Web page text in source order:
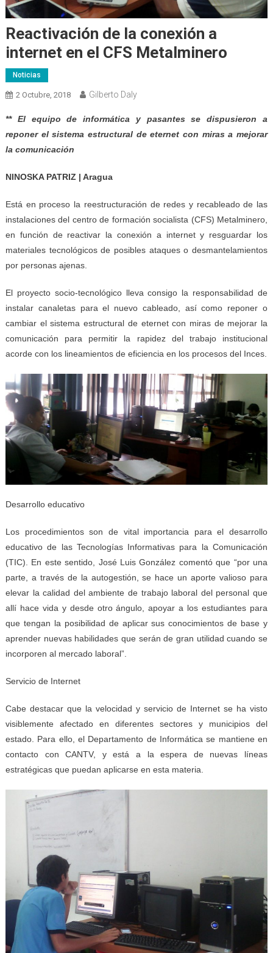
Reactivación de la conexión a
internet en el CFS Metalminero
Noticias
2 Octubre, 2018 Gilberto Daly
** El equipo de informática y pasantes se dispusieron a
reponer el sistema estructural de eternet con miras a mejorar
la comunicación
NINOSKA PATRIZ | Aragua
Está en proceso la reestructuración de redes y recableado de las
instalaciones del centro de formación socialista (CFS) Metalminero,
en función de reactivar la conexión a internet y resguardar los
materiales tecnológicos de posibles ataques o desmantelamientos
por personas ajenas.
El proyecto socio-tecnológico lleva consigo la responsabilidad de
instalar canaletas para el nuevo cableado, así como reponer o
cambiar el sistema estructural de eternet con miras de mejorar la
comunicación para permitir la rapidez del trabajo institucional
acorde con los lineamientos de eficiencia en los procesos del Inces.
Desarrollo educativo
Los procedimientos son de vital importancia para el desarrollo
educativo de las Tecnologías Informativas para la Comunicación
(TIC). En este sentido, José Luis González comentó que “por una
parte, a través de la autogestión, se hace un aporte valioso para
elevar la calidad del ambiente de trabajo laboral del personal que
allí hace vida y desde otro ángulo, apoyar a los estudiantes para
que tengan la posibilidad de aplicar sus conocimientos de base y
aprender nuevas habilidades que serán de gran utilidad cuando se
incorporen al mercado laboral”.
Servicio de Internet
Cabe destacar que la velocidad y servicio de Internet se ha visto
visiblemente afectado en diferentes sectores y municipios del
estado. Para ello, el Departamento de Informática se mantiene en
contacto con CANTV, y está a la espera de nuevas líneas
estratégicas que puedan aplicarse en esta materia.